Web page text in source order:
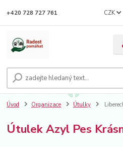
CZK
+420 728 727 761
Úvod Organizace Útulky
Útulek Azyl Pes